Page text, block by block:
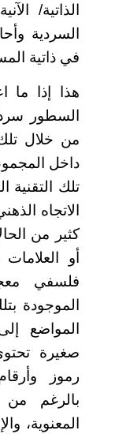
الذاتية/
السردية
في ذاتية
هذا إذا ما
السطور
من خلال
داخل
تلك
الاتجاه
كثير من
أو
فلسفي
الموجودة
المواضع
صغيرة
رموز
بالرغم من
المعنوية،